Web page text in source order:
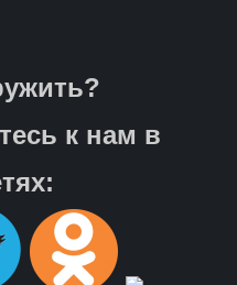
к нам в